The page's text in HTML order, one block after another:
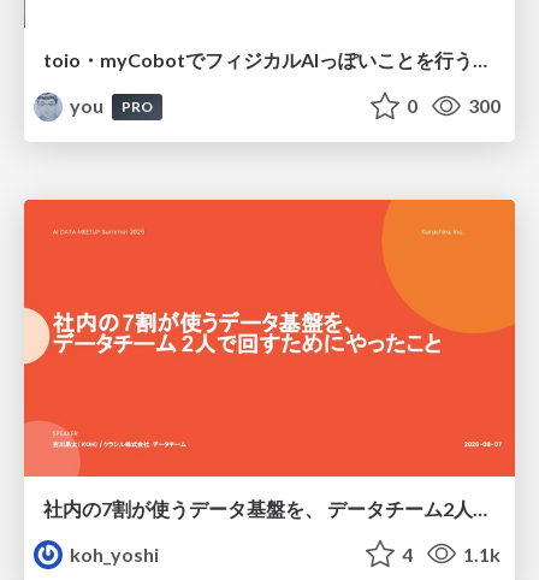
toio・myCobotでフィジカルAIっぽいことを行うための検討（とりあえず調査） / フィジカルAI LT（IoTLTによる開催）
you
PRO 0 300
koh_yoshi
4 1.1k